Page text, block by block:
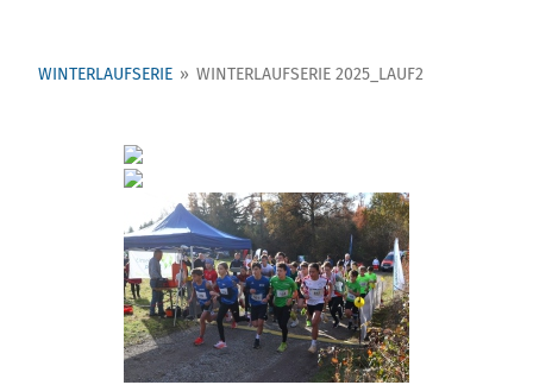
WINTERLAUFSERIE » WINTERLAUFSERIE 2025_LAUF2